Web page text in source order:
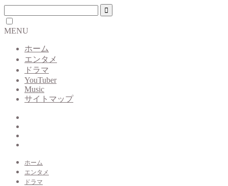
MENU
ホーム
エンタメ
ドラマ
YouTuber
Music
サイトマップ
ホーム
エンタメ
ドラマ